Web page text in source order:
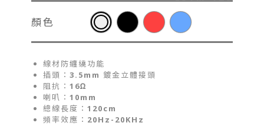
顏色
線材防纏繞功能
插頭：3.5mm 鍍金立體接頭
阻抗：16Ω
喇叭：10mm
總線長度：120cm
頻率效應：20Hz-20KHz